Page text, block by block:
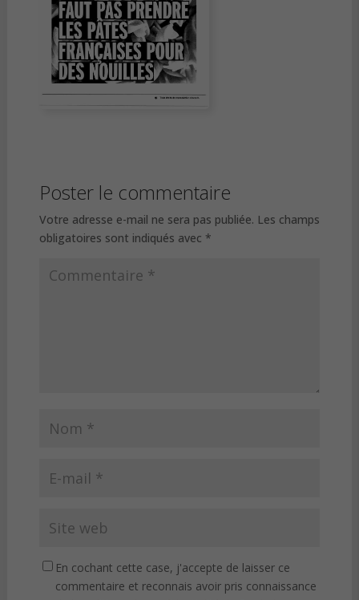
Poster le commentaire
Votre adresse e-mail ne sera pas publiée. Les champs
obligatoires sont indiqués avec *
En cochant cette case, j'accepte de laisser ce
commentaire et reconnais avoir pris connaissance